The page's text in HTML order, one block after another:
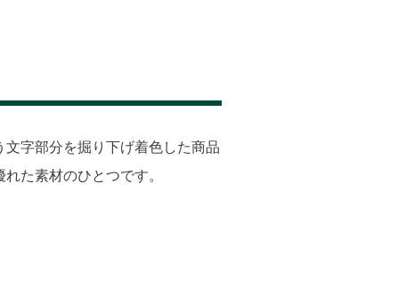
字部分を掘り下げ着色した商品
た素材のひとつです。